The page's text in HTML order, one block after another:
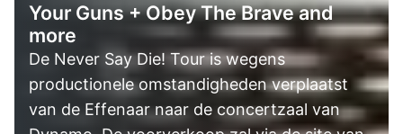
Your Guns + Obey The Brave and
more
De Never Say Die! Tour is wegens
productionele omstandigheden verplaatst
van de Effenaar naar de concertzaal van